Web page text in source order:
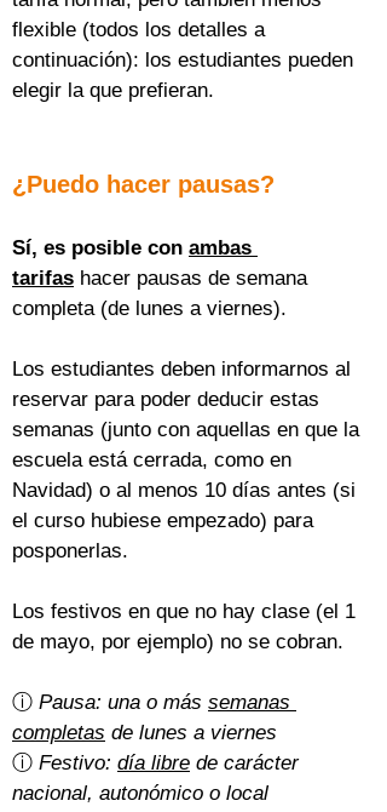
flexible (todos los detalles a
continuación): los estudiantes pueden
elegir la que prefieran.
¿Puedo hacer pausas?
Sí, es posible con ambas
tarifas hacer pausas de semana
completa (de lunes a viernes).
Los estudiantes deben informarnos al
reservar para poder deducir estas
semanas (junto con aquellas en que la
escuela está cerrada, como en
Navidad) o al menos 10 días antes (si
el curso hubiese empezado) para
posponerlas.
Los festivos en que no hay clase (el 1
de mayo, por ejemplo) no se cobran.
ⓘ Pausa: una o más semanas
completas de lunes a viernes
ⓘ Festivo: día libre de carácter
nacional, autonómico o local